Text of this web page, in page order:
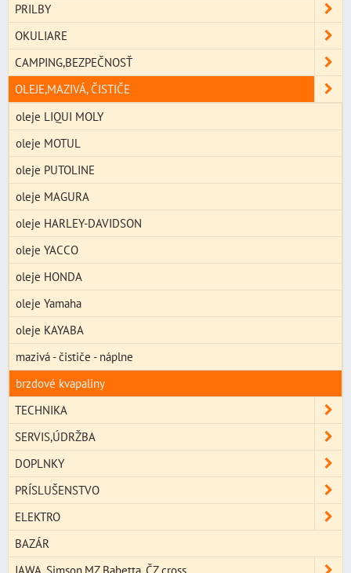
PRILBY
OKULIARE
CAMPING,BEZPEČNOSŤ
OLEJE,MAZIVÁ, ČISTIČE
oleje LIQUI MOLY
oleje MOTUL
oleje PUTOLINE
oleje MAGURA
oleje HARLEY-DAVIDSON
oleje YACCO
oleje HONDA
oleje Yamaha
oleje KAYABA
mazivá - čističe - náplne
brzdové kvapaliny
TECHNIKA
SERVIS,ÚDRŽBA
DOPLNKY
PRÍSLUŠENSTVO
ELEKTRO
BAZÁR
JAWA, Simson,MZ,Babetta, ČZ cross